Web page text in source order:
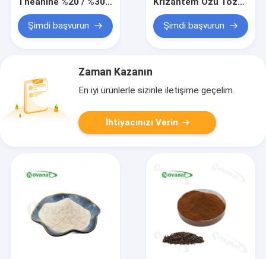
%40 Doğal L-
Theanine
Şimdi başvurun
Suda
Çözünür/Yiyecek ve
İçecek
Şimdi başvurun
Zaman Kazanın
En iyi ürünlerle sizinle iletişime geçelim.
İhtiyacınızı Verin